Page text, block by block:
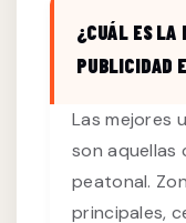
¿CUÁL ES LA
PUBLICIDAD
Las mejores
son aquellas
peatonal.
principales,